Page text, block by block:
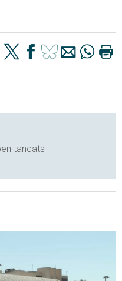
tancats